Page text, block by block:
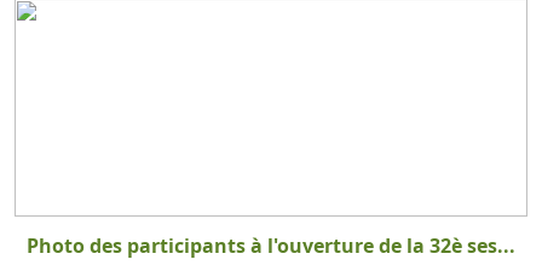
Photo des participants à l'ouverture de la 32è ses...